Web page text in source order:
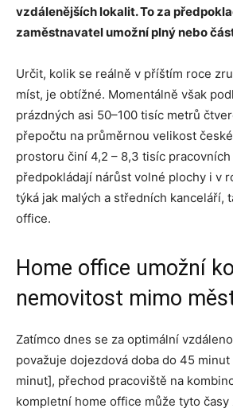
vzdálenějších lokalit. To za
zaměstnavatel umožní plný nebo
Určit, kolik se reálně v příštím roce
míst, je obtížné. Momentálně však
prázdných asi 50–100 tisíc metrů
přepočtu na průměrnou velikost
prostoru činí 4,2 – 8,3 tisíc
předpokládají nárůst volné plochy i v
týká jak malých a středních kanceláří,
office.
Home office umožní
nemovitost mimo
Zatímco dnes se za optimální
považuje dojezdová doba do 45 minut
minut], přechod pracoviště na
kompletní home office může tyto